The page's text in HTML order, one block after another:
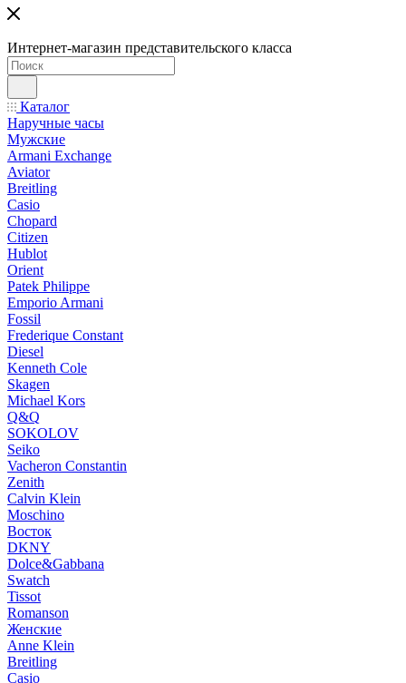
Интернет-магазин представительского класса
Каталог
Наручные часы
Мужские
Armani Exchange
Aviator
Breitling
Casio
Chopard
Citizen
Hublot
Orient
Patek Philippe
Emporio Armani
Fossil
Frederique Constant
Diesel
Kenneth Cole
Skagen
Michael Kors
Q&Q
SOKOLOV
Seiko
Vacheron Constantin
Zenith
Calvin Klein
Moschino
Восток
DKNY
Dolce&Gabbana
Swatch
Tissot
Romanson
Женские
Anne Klein
Breitling
Casio